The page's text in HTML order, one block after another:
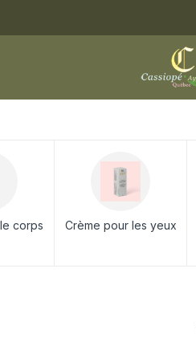
corps Crème pour les yeux